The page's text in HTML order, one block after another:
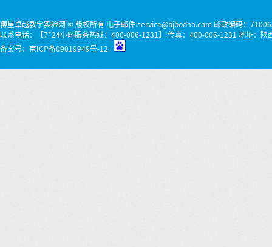
博星卓越教学实验网 © 版权所有 电子邮件:service@bjbodao.com 邮政编码：
联系电话：【7*24小时服务热线：400-006-1231】 传真：400-006-1231 地址：陕
备案号： 京ICP备09019949号-12